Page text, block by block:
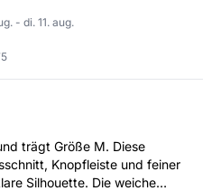
- di. 11. aug.
Größe M. Diese
Knopfleiste und feiner
Silhouette. Die weiche